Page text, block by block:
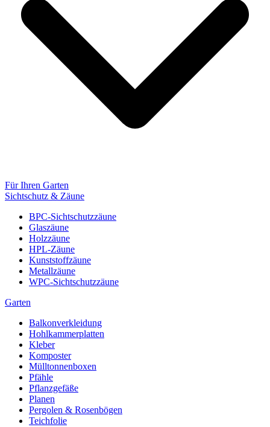
Für Ihren Garten
Sichtschutz & Zäune
BPC-Sichtschutzzäune
Glaszäune
Holzzäune
HPL-Zäune
Kunststoffzäune
Metallzäune
WPC-Sichtschutzzäune
Garten
Balkonverkleidung
Hohlkammerplatten
Kleber
Komposter
Mülltonnenboxen
Pfähle
Pflanzgefäße
Planen
Pergolen & Rosenbögen
Teichfolie